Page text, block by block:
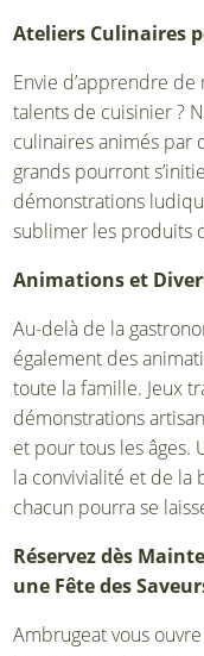
Ateliers Culinaires
Envie d’apprendre
talents de cuisinier ?
culinaires animés par
grands pourront
démonstrations
sublimer les produits
Animations et
Au-delà de la
également des
toute la famille. Jeux
démonstrations
et pour tous les âges.
la convivialité et de la
chacun pourra se
Réservez dès
une Fête des
Ambrugeat vous